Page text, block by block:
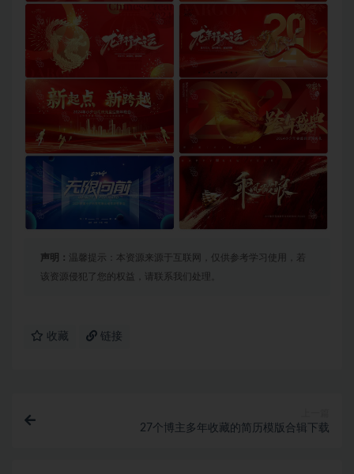
声明： 温馨提示：本资源来源于互联网，仅供参考学习使用，若
该资源侵犯了您的权益，请联系我们处理。
收藏 链接
27个博主多年收藏的简历模版合辑下载